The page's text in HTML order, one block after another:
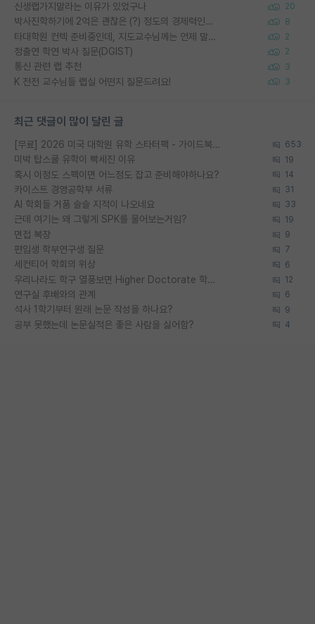
신생랩가지말라는 이유가 있었구나 20
박사진학하기에 2억은 괜찮은 (?) 정도의 경제력인가요 8
타대학원 컨텍 준비중인데, 지도교수님께는 언제 말씀드려야 할까요? 2
정출연 학연 박사 질문(DGIST) 2
통신 관련 랩 추천 3
K 전전 교수님들 랩실 어떤지 질문드려요! 3
최근 댓글이 많이 달린 글
[무료] 2026 미국 대학원 유학 스타터팩 - 가이드북 & 합격자 컨택메일 템플릿 653
미박 탑스쿨 유학이 빡세진 이유 19
혹시 이정도 스펙이면 어느정도 잡고 준비해야하나요? 14
카이스트 경영공학부 서류 31
AI 학회들 거품 슬슬 지적이 나오네요 33
근데 여기는 왜 그렇게 SPK를 물어보는거임? 19
면접 복장 9
편입생 학부연구생 질문 7
세컨티어 학회의 위상 6
우리나라도 학구 열풍보면 Higher Doctorate 학위가 필요하다고 봅니다. 12
연구실 후배와의 관계 6
석사 1학기부터 원래 논문 작성을 하나요? 9
공부 못했는데 논문실적은 좋은 사람을 싫어함? 4